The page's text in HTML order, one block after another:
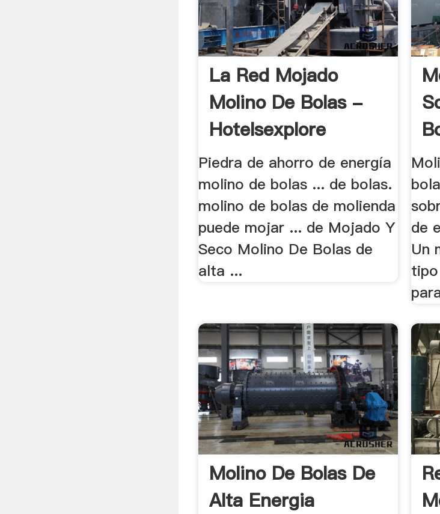
La Red Mojado
Molino De Bolas -
Hotelsexplore
Piedra de ahorro de energía
molino de bolas ... de bolas.
molino de bolas de molienda
puede mojar ... de Mojado Y
Seco Molino De Bolas de
alta ...
de
Un
Molino De Bolas De
Alta Energia